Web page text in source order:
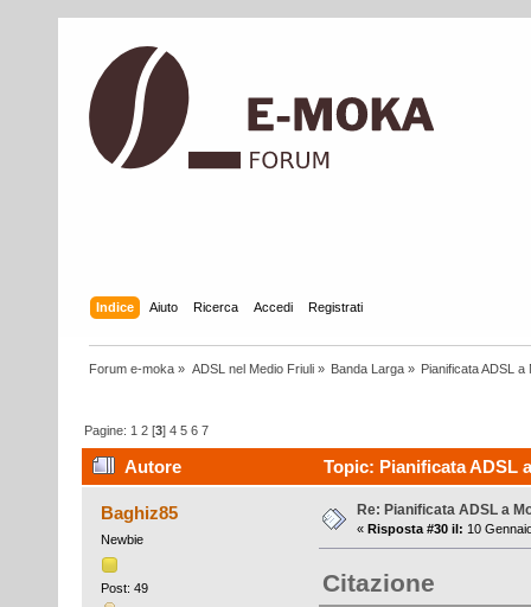
Indice Aiuto Ricerca Accedi Registrati
Forum e-moka » ADSL nel Medio Friuli» Banda Larga» Pianificata ADSL
Pagine: 1 2 [3]4 5 6 7
Autore Topic: Pianificata ADSL
Baghiz85
Newbie
Post: 49
Re: Pianificata ADSL a
« Risposta #30 il: 10
Citazione